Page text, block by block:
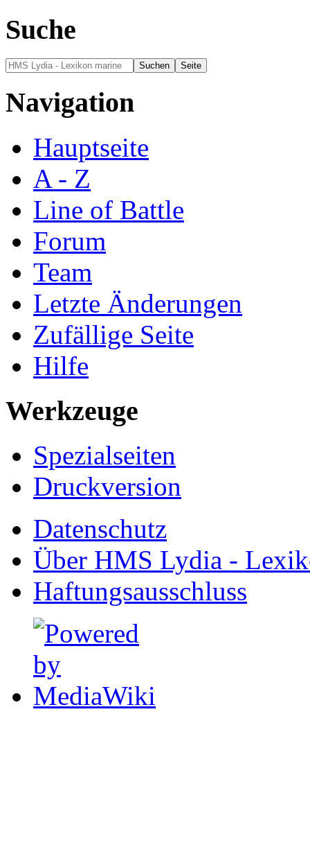
Suche
Navigation
Hauptseite
A - Z
Line of Battle
Forum
Team
Letzte Änderungen
Zufällige Seite
Hilfe
Werkzeuge
Spezialseiten
Druckversion
Datenschutz
Über HMS Lydia -
Haftungsausschluss